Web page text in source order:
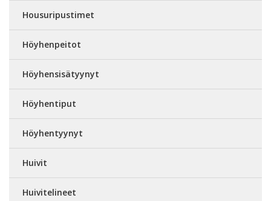
Housuripustimet
Höyhenpeitot
Höyhensisätyynyt
Höyhentiput
Höyhentyynyt
Huivit
Huivitelineet